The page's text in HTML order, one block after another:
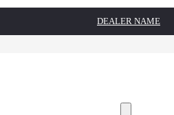
DEALER NAME